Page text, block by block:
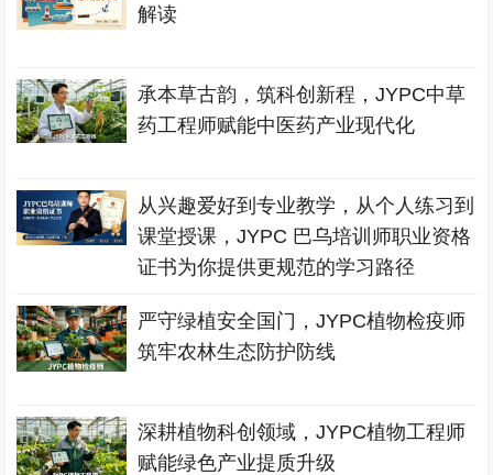
解读
承本草古韵，筑科创新程，JYPC中草
药工程师赋能中医药产业现代化
从兴趣爱好到专业教学，从个人练习到
课堂授课，JYPC 巴乌培训师职业资格
证书为你提供更规范的学习路径
严守绿植安全国门，JYPC植物检疫师
筑牢农林生态防护防线
深耕植物科创领域，JYPC植物工程师
赋能绿色产业提质升级